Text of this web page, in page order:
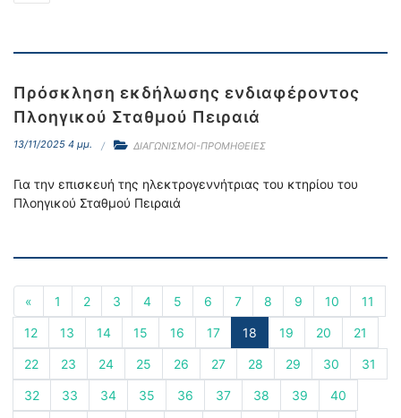
Πρόσκληση εκδήλωσης ενδιαφέροντος
Πλοηγικού Σταθμού Πειραιά
13/11/2025 4 μμ. ΔΙΑΓΩΝΙΣΜΟΙ-ΠΡΟΜΗΘΕΙΕΣ
Για την επισκευή της ηλεκτρογεννήτριας του κτηρίου του
Πλοηγικού Σταθμού Πειραιά
« 1 2 3 4 5 6 7 8 9 10 11
12 13 14 15 16 17 18 19 20 21
22 23 24 25 26 27 28 29 30 31
32 33 34 35 36 37 38 39 40